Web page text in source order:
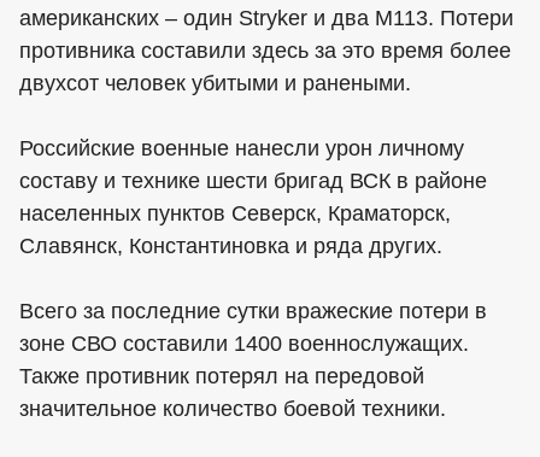
американских – один Stryker и два M113. Потери
противника составили здесь за это время более
двухсот человек убитыми и ранеными.
Российские военные нанесли урон личному
составу и технике шести бригад ВСК в районе
населенных пунктов Северск, Краматорск,
Славянск, Константиновка и ряда других.
Всего за последние сутки вражеские потери в
зоне СВО составили 1400 военнослужащих.
Также противник потерял на передовой
значительное количество боевой техники.